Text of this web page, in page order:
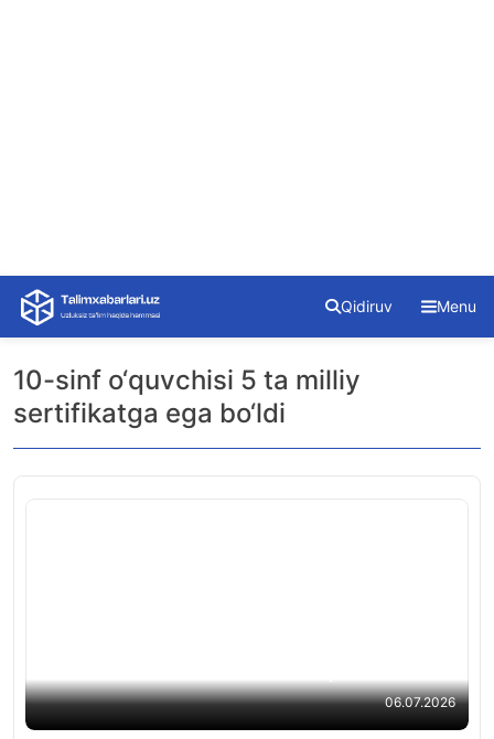
Skip
content
Qidiruv Menu
10-sinf o‘quvchisi 5 ta milliy
sertifikatga ega bo‘ldi
06.07.2026